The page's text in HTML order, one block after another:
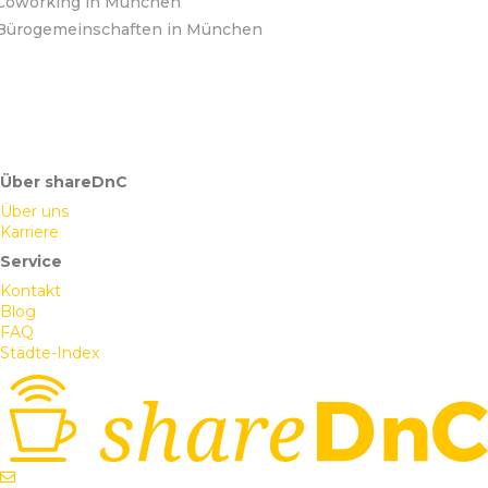
in München
Über shareDnC
Über uns
Karriere
Service
Kontakt
Blog
FAQ
Städte-Index